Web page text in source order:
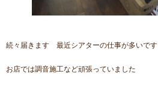
続々届きます 最近シアターの仕事が多いです
お店では調音施工など頑張っていました